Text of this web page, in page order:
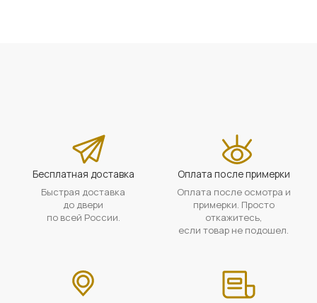
Бесплатная доставка
Быстрая доставка
до двери
по всей России.
Оплата после примерки
Оплата после осмотра и
примерки. Просто
откажитесь,
если товар не подошел.